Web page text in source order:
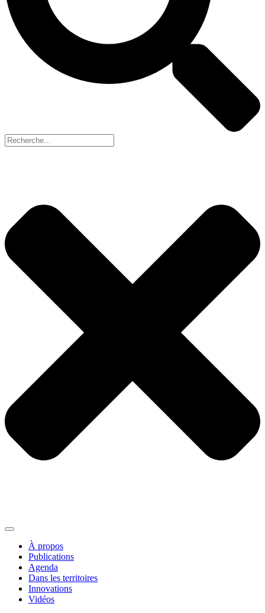
À propos
Publications
Agenda
Dans les territoires
Innovations
Vidéos